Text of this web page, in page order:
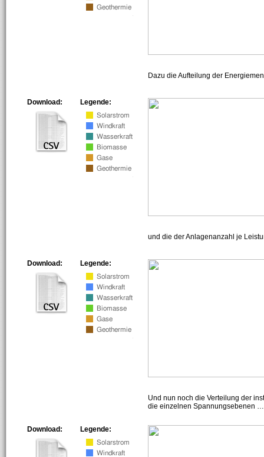
Dazu die Aufteilung der
Legende:
Download:
und die der Anlagenanzahl je
Legende:
Download:
Und nun noch die Verteilung der
die einzelnen Spannungsebenen
Legende:
Download: